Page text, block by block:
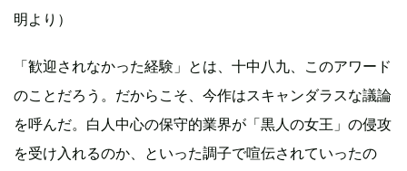
明より）
「歓迎されなかった経験」とは、十中八九、このアワード
のことだろう。だからこそ、今作はスキャンダラスな議論
を呼んだ。白人中心の保守的業界が「黒人の女王」の侵攻
を受け入れるのか、といった調子で喧伝されていったの